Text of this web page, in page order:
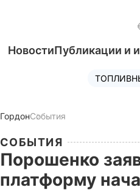
НовостиПубликации и
ГордонСобытия
СОБЫТИЯ
Порошенко
платформу